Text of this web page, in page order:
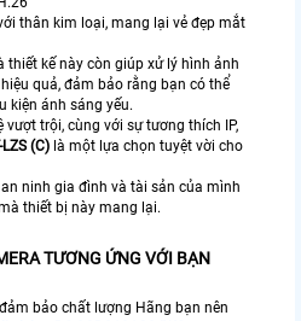
thân kim loại, mang lại vẻ đẹp mắt
kế này còn giúp xử lý hình ảnh
quả, đảm bảo rằng bạn có thể
kiện ánh sáng yếu.
trội, cùng với sự tương thích IP,
(C) là một lựa chọn tuyệt vời cho
ninh gia đình và tài sản của mình
thiết bị này mang lại.
TƯƠNG ỨNG VỚI BẠN
bảo chất lượng Hãng bạn nên